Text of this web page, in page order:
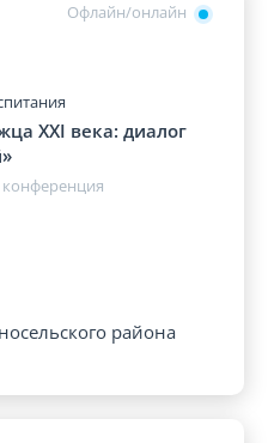
Офлайн/онлайн
XXI века: диалог
района